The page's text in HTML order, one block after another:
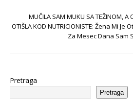
MUČILA SAM MUKU SA TEŽINOM, A
OTIŠLA KOD NUTRICIONISTE: Žena Mi Je
Za Mesec Dana Sam
Pretraga
Pretraga